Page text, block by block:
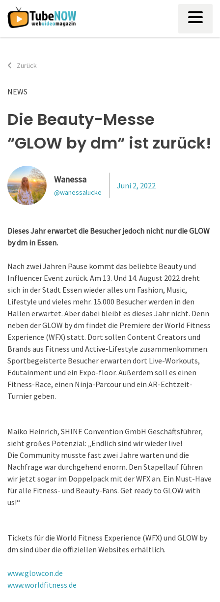
content
Zurück
NEWS
Die Beauty-Messe
“GLOW by dm“ ist zurück!
Wanessa
@wanessalucke
Juni 2, 2022
Dieses Jahr erwartet die Besucher jedoch nicht nur die GLOW
by dm in Essen.
Nach zwei Jahren Pause kommt das beliebte Beauty und
Influencer Event zurück. Am 13. Und 14. August 2022 dreht
sich in der Stadt Essen wieder alles um Fashion, Music,
Lifestyle und vieles mehr. 15.000 Besucher werden in den
Hallen erwartet. Aber dabei bleibt es dieses Jahr nicht. Denn
neben der GLOW by dm findet die Premiere der World Fitness
Experience (WFX) statt. Dort sollen Content Creators und
Brands aus Fitness und Active-Lifestyle zusammenkommen.
Sportbegeisterte Besucher erwarten dort Live-Workouts,
Edutainment und ein Expo-floor. Außerdem soll es einen
Fitness-Race, einen Ninja-Parcour und ein AR-Echtzeit-
Turnier geben.
Maiko Heinrich, SHINE Convention GmbH Geschäftsführer,
sieht großes Potenzial: „Endlich sind wir wieder live!
Die Community musste fast zwei Jahre warten und die
Nachfrage war durchgehend enorm. Den Stapellauf führen
wir jetzt sogar im Doppelpack mit der WFX an. Ein Must-Have
für alle Fitness- und Beauty-Fans. Get ready to GLOW with
us!“
Tickets für die World Fitness Experience (WFX) und GLOW by
dm sind über die offiziellen Websites erhältlich.
www.glowcon.de
www.worldfitness.de